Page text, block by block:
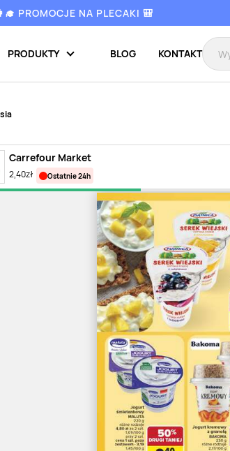
PROMOCJE NA PLECAKI 🎒
PRODUKTY BLOG KONTAKT
Carrefour Market
2,40zł ostatnie 24h